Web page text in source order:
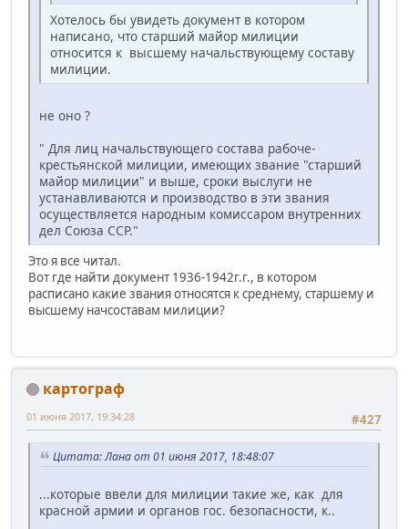
Хотелось бы увидеть документ в котором
написано, что старший майор милиции
относится к высшему начальствующему составу
милиции.
не оно ?
" Для лиц начальствующего состава рабоче-
крестьянской милиции, имеющих звание "старший
майор милиции" и выше, сроки выслуги не
устанавливаются и производство в эти звания
осуществляется народным комиссаром внутренних
дел Союза ССР."
Это я все читал.
Вот где найти документ 1936-1942г.г., в котором
расписано какие звания относятся к среднему, старшему и
высшему начсоставам милиции?
картограф
#427
01 июня 2017, 19:34:28
Цитата: Лана от 01 июня 2017, 18:48:07
...которые ввели для милиции такие же, как для
красной армии и органов гос. безопасности, к..